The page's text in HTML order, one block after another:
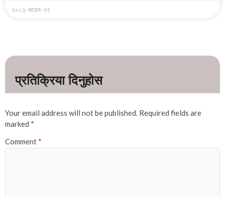
२०८३-साउन-१९
Your email address will not be published. Required fields are
marked *
Comment *